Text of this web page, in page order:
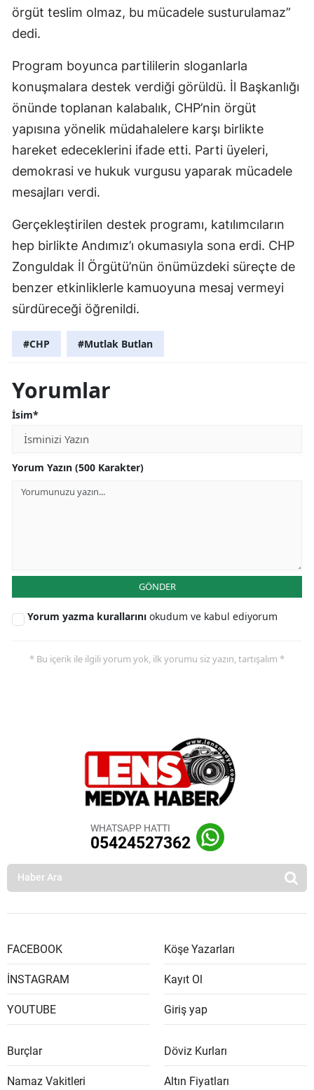
örgüt teslim olmaz, bu mücadele susturulamaz”
dedi.
Program boyunca partililerin sloganlarla
konuşmalara destek verdiği görüldü. İl Başkanlığı
önünde toplanan kalabalık, CHP’nin örgüt
yapısına yönelik müdahalelere karşı birlikte
hareket edeceklerini ifade etti. Parti üyeleri,
demokrasi ve hukuk vurgusu yaparak mücadele
mesajları verdi.
Gerçekleştirilen destek programı, katılımcıların
hep birlikte Andımız’ı okumasıyla sona erdi. CHP
Zonguldak İl Örgütü’nün önümüzdeki süreçte de
benzer etkinliklerle kamuoyuna mesaj vermeyi
sürdüreceği öğrenildi.
#CHP #Mutlak Butlan
Yorumlar
İsim*
Yorum Yazın (500 Karakter)
GÖNDER
Yorum yazma kurallarını okudum ve kabul ediyorum
* Bu içerik ile ilgili yorum yok, ilk yorumu siz yazın, tartışalım *
WHATSAPP HATTI
05424527362
FACEBOOK
İNSTAGRAM
YOUTUBE
Köşe Yazarları
Kayıt Ol
Giriş yap
Burçlar
Namaz Vakitleri
Döviz Kurları
Altın Fiyatları